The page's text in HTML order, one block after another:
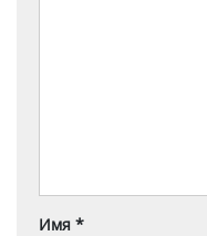
Имя *